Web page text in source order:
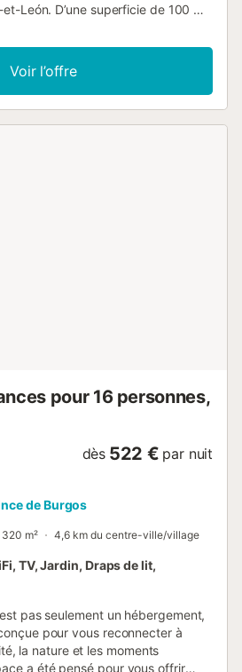
León. D’une superficie de 100 m²
pour un séjour authentique
Le jardin privé et la vue
de Burgos vous invitent à
votre arrivée. La région est
Voir l’offre
pour 16 personnes,
dès 522 € par nuit
de Burgos
320 m² 4,6 km du centre-ville/village
TV, Jardin, Draps de lit,
pas seulement un hébergement,
pour vous reconnecter à
la nature et les moments
a été pensé pour vous offrir